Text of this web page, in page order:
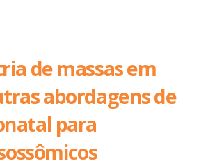
de massas em
abordagens de
para